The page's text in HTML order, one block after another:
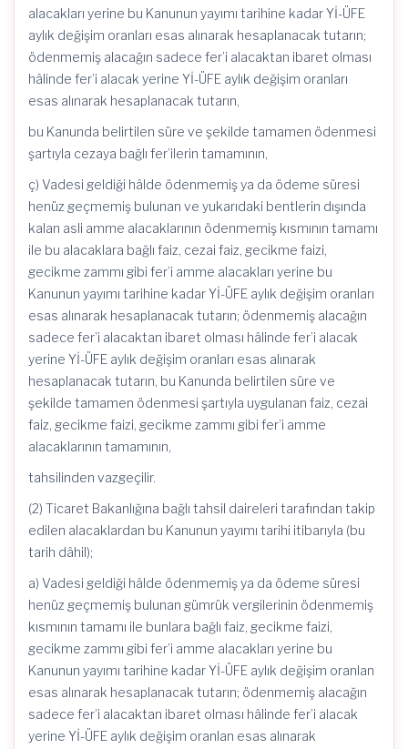
alacakları yerine bu Kanunun yayımı tarihine kadar Yİ-ÜFE
aylık değişim oranları esas alınarak hesaplanacak tutarın;
ödenmemiş alacağın sadece fer’i alacaktan ibaret olması
hâlinde fer’i alacak yerine Yİ-ÜFE aylık değişim oranları
esas alınarak hesaplanacak tutarın,
bu Kanunda belirtilen süre ve şekilde tamamen ödenmesi
şartıyla cezaya bağlı fer’ilerin tamamının,
ç) Vadesi geldiği hâlde ödenmemiş ya da ödeme süresi
henüz geçmemiş bulunan ve yukarıdaki bentlerin dışında
kalan asli amme alacaklarının ödenmemiş kısmının tamamı
ile bu alacaklara bağlı faiz, cezai faiz, gecikme faizi,
gecikme zammı gibi fer’i amme alacakları yerine bu
Kanunun yayımı tarihine kadar Yİ-ÜFE aylık değişim oranları
esas alınarak hesaplanacak tutarın; ödenmemiş alacağın
sadece fer’i alacaktan ibaret olması hâlinde fer’i alacak
yerine Yİ-ÜFE aylık değişim oranları esas alınarak
hesaplanacak tutarın, bu Kanunda belirtilen süre ve
şekilde tamamen ödenmesi şartıyla uygulanan faiz, cezai
faiz, gecikme faizi, gecikme zammı gibi fer’i amme
alacaklarının tamamının,
tahsilinden vazgeçilir.
(2) Ticaret Bakanlığına bağlı tahsil daireleri tarafından takip
edilen alacaklardan bu Kanunun yayımı tarihi itibarıyla (bu
tarih dâhil);
a) Vadesi geldiği hâlde ödenmemiş ya da ödeme süresi
henüz geçmemiş bulunan gümrük vergilerinin ödenmemiş
kısmının tamamı ile bunlara bağlı faiz, gecikme faizi,
gecikme zammı gibi fer’i amme alacakları yerine bu
Kanunun yayımı tarihine kadar Yİ-ÜFE aylık değişim oranlan
esas alınarak hesaplanacak tutarın; ödenmemiş alacağın
sadece fer’i alacaktan ibaret olması hâlinde fer’i alacak
yerine Yİ-ÜFE aylık değişim oranlan esas alınarak